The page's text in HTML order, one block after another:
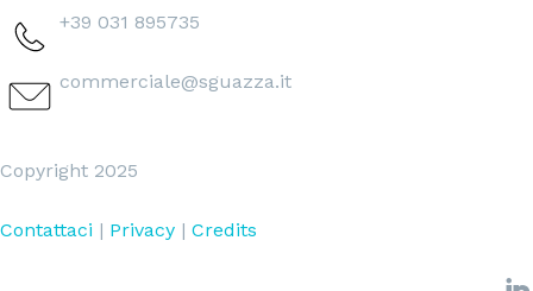
+39 031 895735
commerciale@sguazza.it
Copyright 2025
Contattaci | Privacy | Credits